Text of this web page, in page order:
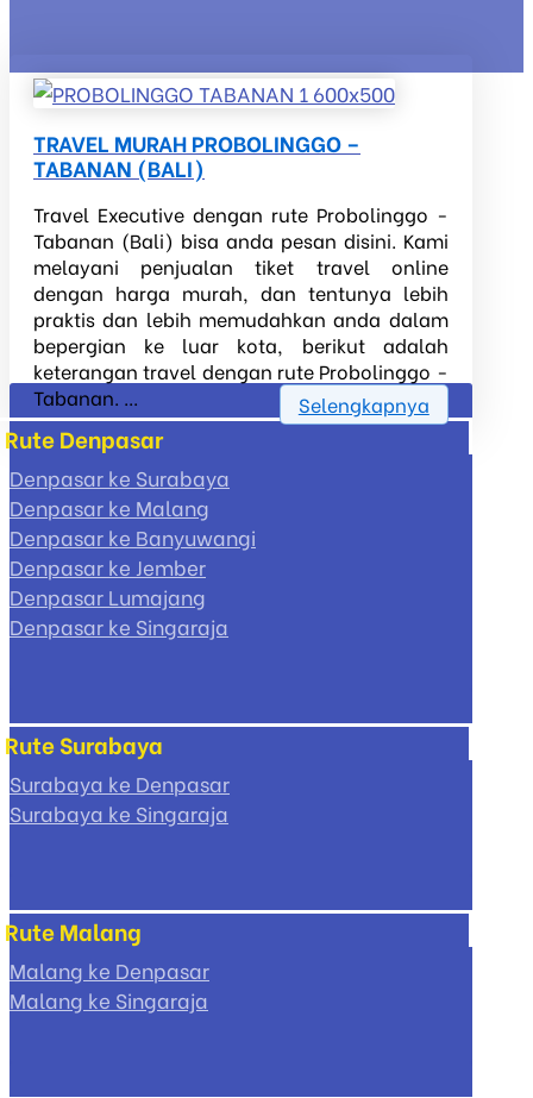
TRAVEL MURAH PROBOLINGGO –
TABANAN (BALI)
Travel Executive dengan rute Probolinggo -
Tabanan (Bali) bisa anda pesan disini. Kami
melayani penjualan tiket travel online
dengan harga murah, dan tentunya lebih
praktis dan lebih memudahkan anda dalam
bepergian ke luar kota, berikut adalah
keterangan travel dengan rute Probolinggo -
Tabanan. ...
Selengkapnya
Rute Denpasar
Denpasar ke Surabaya
Denpasar ke Malang
Denpasar ke Banyuwangi
Denpasar ke Jember
Denpasar Lumajang
Denpasar ke Singaraja
Rute Surabaya
Surabaya ke Denpasar
Surabaya ke Singaraja
Rute Malang
Malang ke Denpasar
Malang ke Singaraja